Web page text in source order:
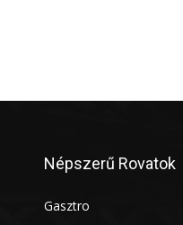
Népszerű Rovatok
Gasztro